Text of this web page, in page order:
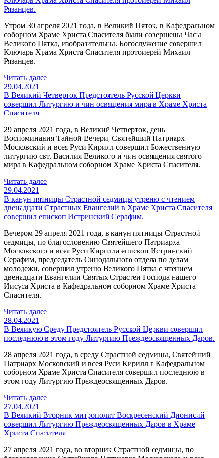
Рязанцев.
Утром 30 апреля 2021 года, в Великий Пяток, в Кафедральном
соборном Храме Христа Спасителя были совершены Часы
Великого Пятка, изобразительны. Богослужение совершил
Ключарь Храма Христа Спасителя протоиерей Михаил
Рязанцев.
Читать далее
29.04.2021
В Великий Четверток Предстоятель Русской Церкви
совершил Литургию и чин освящения мира в Храме Христа
Спасителя.
29 апреля 2021 года, в Великий Четверток, день
Воспоминания Тайной Вечери, Святейший Патриарх
Московский и всея Руси Кирилл совершил Божественную
литургию свт. Василия Великого и чин освящения святого
мира в Кафедральном соборном Храме Христа Спасителя.
Читать далее
29.04.2021
В канун пятницы Страстной седмицы утреню с чтением
двенадцати Страстных Евангелий в Храме Христа Спасителя
совершил епископ Истринский Серафим.
Вечером 29 апреля 2021 года, в канун пятницы Страстной
седмицы, по благословению Святейшего Патриарха
Московского и всея Руси Кирилла епископ Истринский
Серафим, председатель Синодального отдела по делам
молодежи, совершил утреню Великого Пятка с чтением
двенадцати Евангелий Святых Страстей Господа нашего
Иисуса Христа в Кафедральном соборном Храме Христа
Спасителя.
Читать далее
28.04.2021
В Великую Среду Предстоятель Русской Церкви совершил
последнюю в этом году Литургию Преждеосвященных Даров.
28 апреля 2021 года, в среду Страстной седмицы, Святейший
Патриарх Московский и всея Руси Кирилл в Кафедральном
соборном Храме Христа Спасителя совершил последнюю в
этом году Литургию Преждеосвященных Даров.
Читать далее
27.04.2021
В Великий Вторник митрополит Воскресенский Дионисий
совершил Литургию Преждеосвященных Даров в Храме
Христа Спасителя.
27 апреля 2021 года, во вторник Страстной седмицы, по